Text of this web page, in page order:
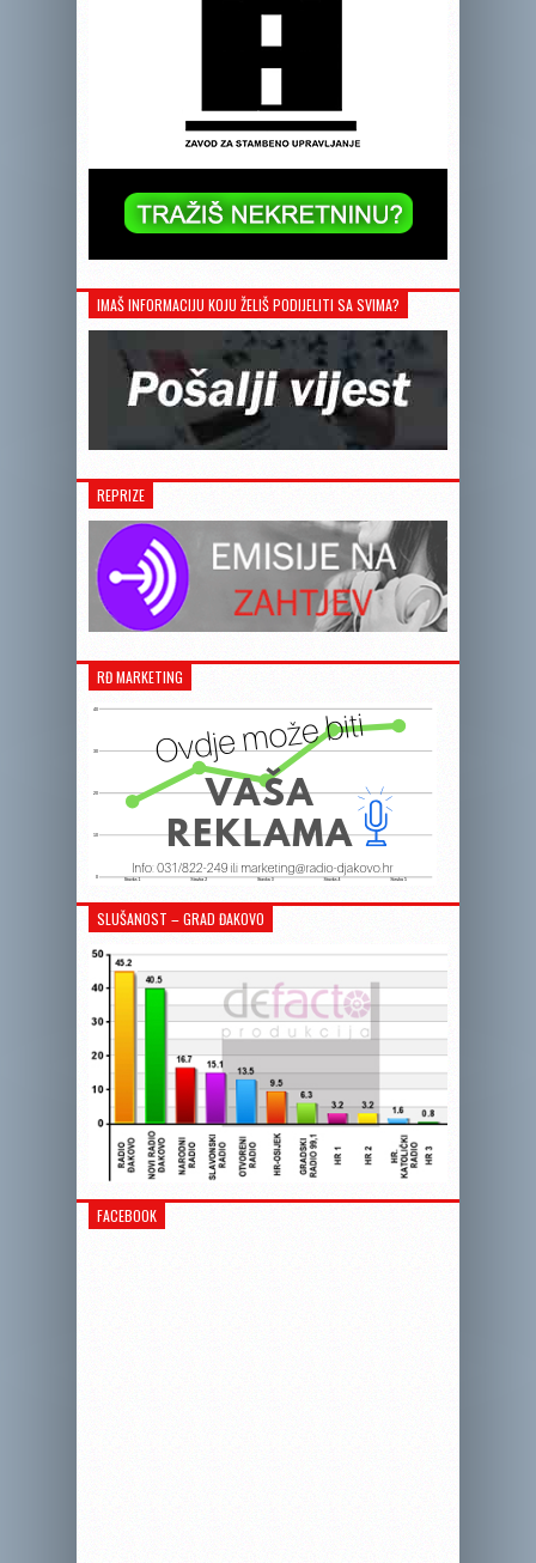
IMAŠ INFORMACIJU KOJU ŽELIŠ PODIJELITI SA SVIMA?
REPRIZE
RĐ MARKETING
SLUŠANOST – GRAD ĐAKOVO
FACEBOOK